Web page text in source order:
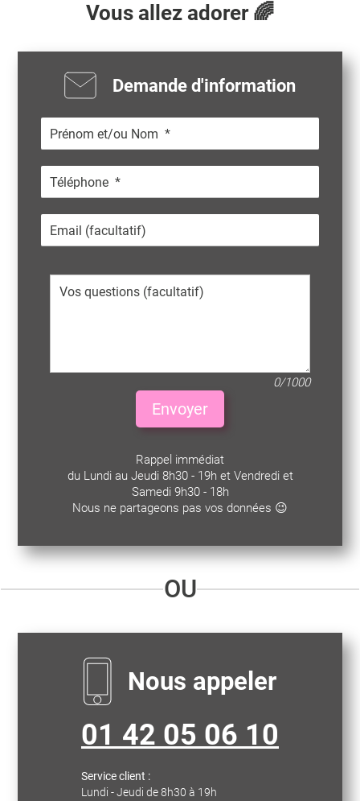
CONTACTEZ-NOUS
Vous allez adorer 🌈
Demande d'information
0/1000
Envoyer
Rappel immédiat
du Lundi au Jeudi 8h30 - 19h et Vendredi et
Samedi 9h30 - 18h
Nous ne partageons pas vos données 😉
OU
Nous appeler
01 42 05 06 10
Service client :
Lundi - Jeudi de 8h30 à 19h